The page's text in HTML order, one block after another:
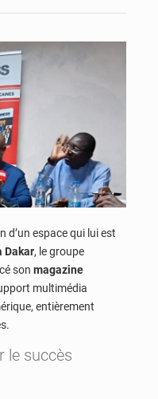
d’un espace qui lui est
Dakar, le groupe
son magazine
multimédia
entièrement
le succès